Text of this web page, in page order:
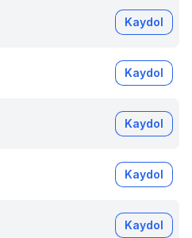
Kaydol
Kaydol
Kaydol
Kaydol
Kaydol